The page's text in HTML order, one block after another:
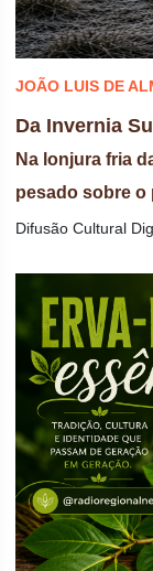
JOÃO LUIS DE
Da Invernia
Na lonjura fria
pesado sobre o
Difusão Cultural